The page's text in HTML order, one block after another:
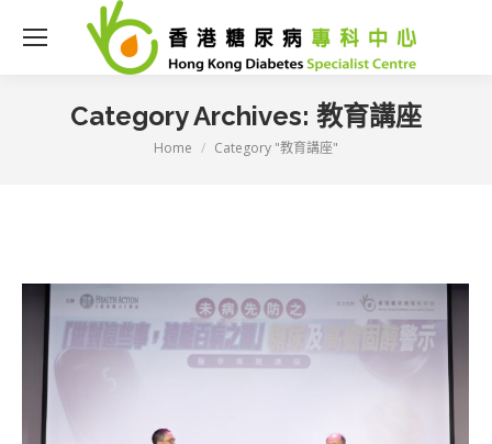
Category Archives: 教育講座
You are here:
Home Category "教育講座"